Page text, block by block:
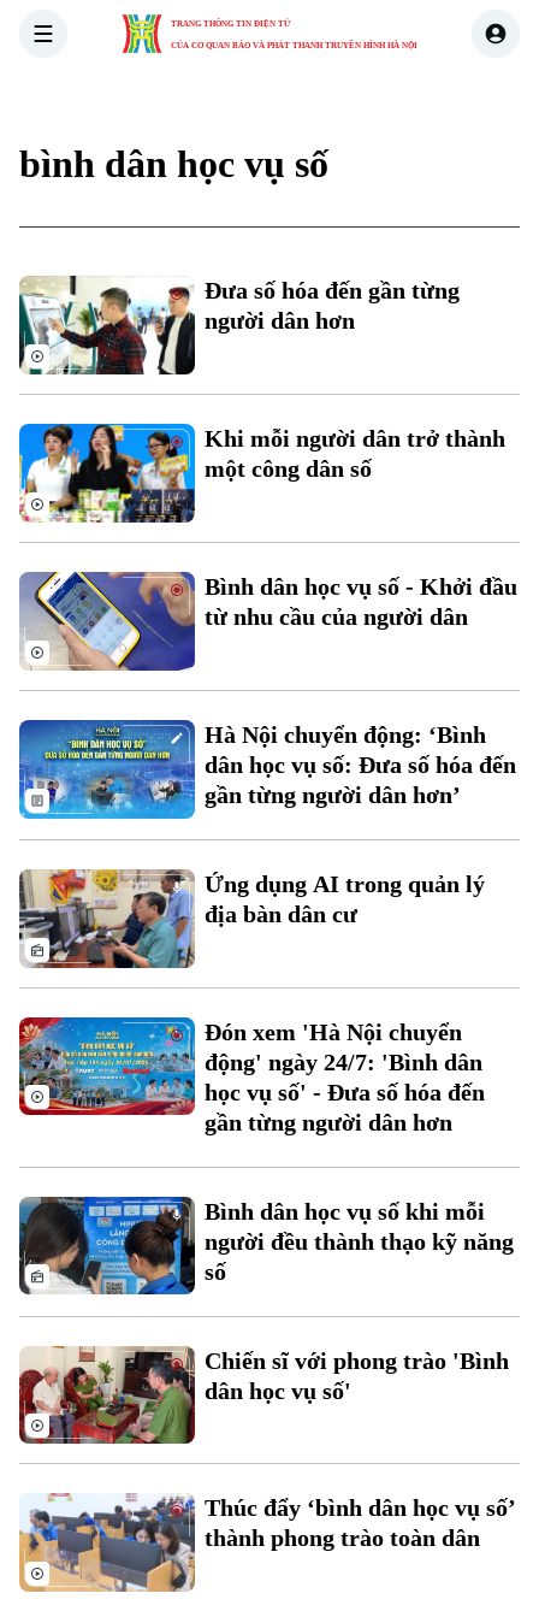
TRANG THÔNG TIN ĐIỆN TỬ
CỦA CƠ QUAN BÁO VÀ PHÁT THANH TRUYỀN HÌNH HÀ NỘI
Xu hướng
Chuyên mục
Hà Nội
Chính trị
An ninh trật tự
Công nghệ
Hà Nội
Nhịp sống Hà Nội
Người Hà Nội
Khoảnh khắc Hà Nội
Thế giới
Tin tức
Quân sự
Hồ sơ
Người Việt 4 phương
Kinh tế
Tin tức
Tài chính Ngân hàng
Doanh nghiệp
Nhà đất
Tin tức
Đầu tư
Tàu và Xe
Ô tô
Giáo dục
bình dân học vụ số
Đưa số hóa đến gần từng
người dân hơn
Khi mỗi người dân trở thành
một công dân số
Bình dân học vụ số - Khởi đầu
từ nhu cầu của người dân
Hà Nội chuyển động: ‘Bình
dân học vụ số: Đưa số hóa đến
gần từng người dân hơn’
Ứng dụng AI trong quản lý
địa bàn dân cư
Đón xem 'Hà Nội chuyển
động' ngày 24/7: 'Bình dân
học vụ số' - Đưa số hóa đến
gần từng người dân hơn
Bình dân học vụ số khi mỗi
người đều thành thạo kỹ năng
số
Chiến sĩ với phong trào 'Bình
dân học vụ số'
Thúc đẩy ‘bình dân học vụ số’
thành phong trào toàn dân